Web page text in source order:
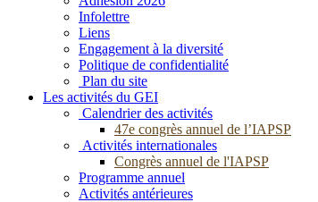
Infolettre
Liens
Engagement à la diversité
Politique de confidentialité
Plan du site
Les activités du GEI
Calendrier des activités
47e congrès annuel de l’IAPSP
Activités internationales
Congrès annuel de l'IAPSP
Programme annuel
Activités antérieures